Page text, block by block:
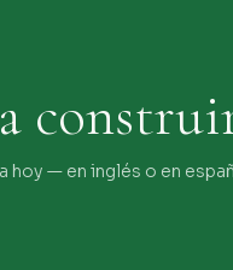
hoy — en inglés o en